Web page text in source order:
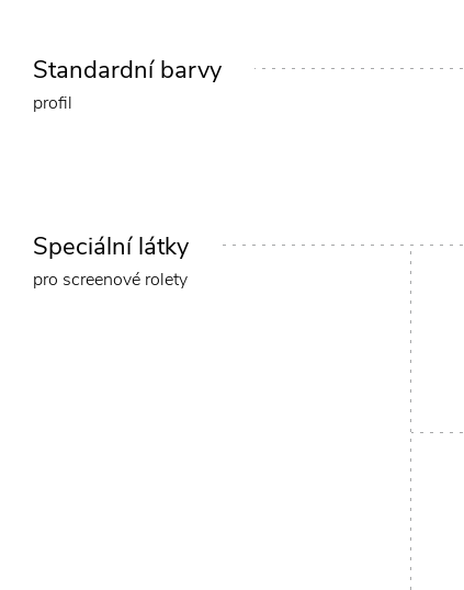
Standardní barvy
profil
Speciální látky
pro screenové rolety